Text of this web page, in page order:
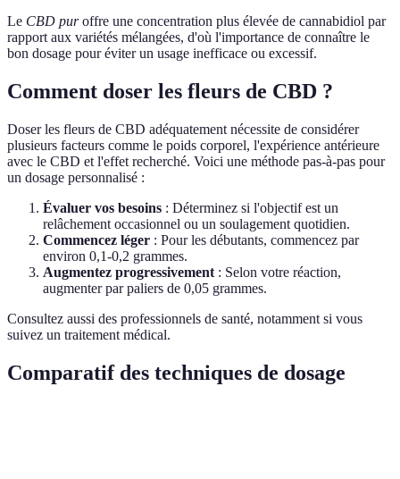
Le CBD puroffre une concentration plus élevée de cannabidiol par
rapport aux variétés mélangées, d'où l'importance de connaître le
bon dosage pour éviter un usage inefficace ou excessif.
Comment doser les fleurs de CBD ?
Doser les fleurs de CBD adéquatement nécessite de considérer
plusieurs facteurs comme le poids corporel, l'expérience antérieure
avec le CBD et l'effet recherché. Voici une méthode pas-à-pas pour
un dosage personnalisé :
Évaluer vos besoins : Déterminez si l'objectif est un
relâchement occasionnel ou un soulagement quotidien.
Commencez léger : Pour les débutants, commencez par
environ 0,1-0,2 grammes.
Augmentez progressivement : Selon votre réaction,
augmenter par paliers de 0,05 grammes.
Consultez aussi des professionnels de santé, notamment si vous
suivez un traitement médical.
Comparatif des techniques de dosage